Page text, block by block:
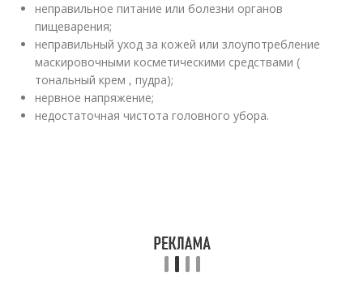
неправильное питание или болезни органов
пищеварения;
неправильный уход за кожей или злоупотребление
маскировочными косметическими средствами (
тональный крем , пудра);
нервное напряжение;
недостаточная чистота головного убора.